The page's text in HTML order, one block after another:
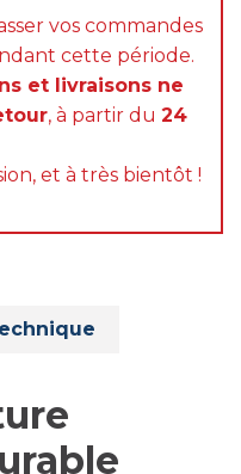
vos commandes
cette période.
et livraisons ne
, à partir du 24
et à très bientôt !